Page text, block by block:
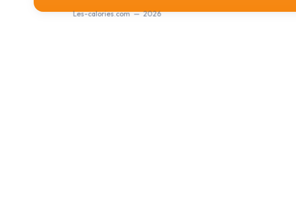
Les-calories.com — 2026